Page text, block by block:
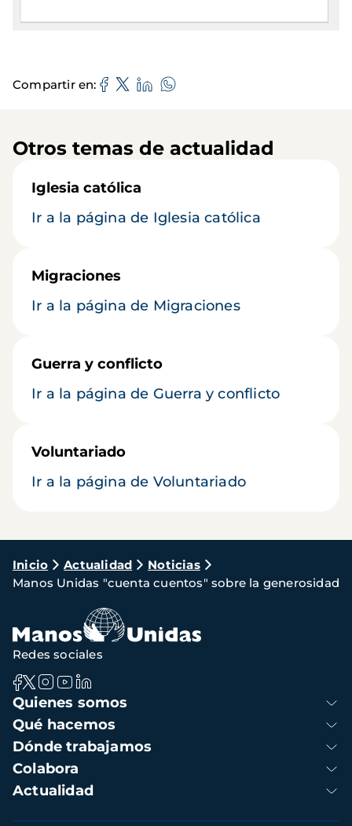
Compartir en
Otros temas de actualidad
Iglesia católica
Ir a la página de Iglesia católica
Migraciones
Ir a la página de Migraciones
Guerra y conflicto
Ir a la página de Guerra y conflicto
Voluntariado
Ir a la página de Voluntariado
Ruta
de
navegación
Inicio Actualidad
Noticias
Manos Unidas "cuenta cuentos" sobre la generosidad
Navegación
principal
Quienes somos
Qué hacemos
Dónde trabajamos
Colabora
Actualidad
Redes sociales